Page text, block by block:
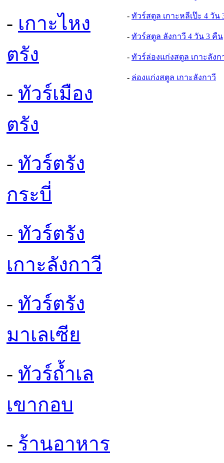
- เกาะไหง
ตรัง
- ทัวร์เมือง
ตรัง
- ทัวร์ตรัง
กระบี่
- ทัวร์ตรัง
เกาะลังกาวี
- ทัวร์ตรัง
มาเลเซีย
- ทัวร์ถ้ำเล
เขากอบ
- ร้านอาหาร
- ทัวร์สตูล เกาะหลีเป๊ะ 4 วัน
- ทัวร์สตูล ลังกาวี 4 วัน 3 คืน
- ทัวร์ล่องแก่งสตูล เกาะลังก
- ล่องแก่งสตูล เกาะลังกาวี